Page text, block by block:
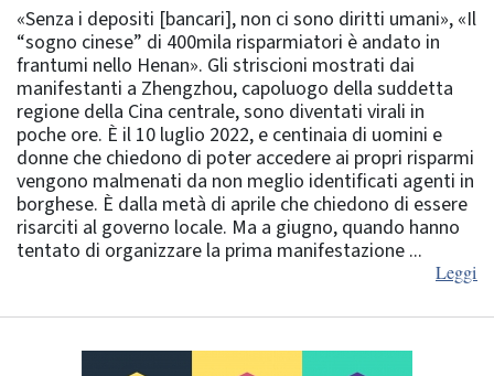
«Senza i depositi [bancari], non ci sono diritti umani», «Il
“sogno cinese” di 400mila risparmiatori è andato in
frantumi nello Henan». Gli striscioni mostrati dai
manifestanti a Zhengzhou, capoluogo della suddetta
regione della Cina centrale, sono diventati virali in
poche ore. È il 10 luglio 2022, e centinaia di uomini e
donne che chiedono di poter accedere ai propri risparmi
vengono malmenati da non meglio identificati agenti in
borghese. È dalla metà di aprile che chiedono di essere
risarciti al governo locale. Ma a giugno, quando hanno
tentato di organizzare la prima manifestazione ...
Leggi